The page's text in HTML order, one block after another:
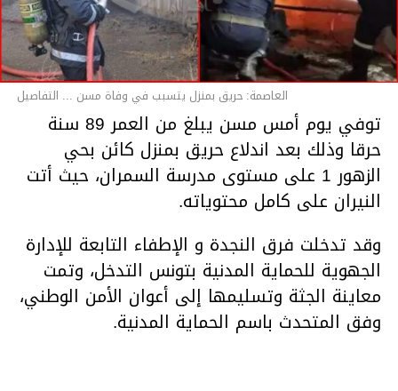
العاصمة: حريق بمنزل يتسبب في وفاة مسن ... التفاصيل
توفي يوم أمس مسن يبلغ من العمر 89 سنة
حرقا وذلك بعد اندلاع حريق بمنزل كائن بحي
الزهور 1 على مستوى مدرسة السمران، حيث أتت
النيران على كامل محتوياته.
وقد تدخلت فرق النجدة و الإطفاء التابعة للإدارة
الجهوية للحماية المدنية بتونس التدخل، وتمت
معاينة الجثة وتسليمها إلى أعوان الأمن الوطني،
وفق المتحدث باسم الحماية المدنية.